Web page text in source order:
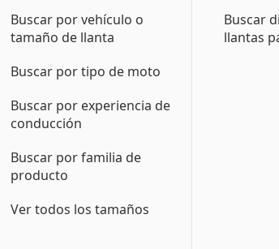
Buscar por vehículo o
tamaño de llanta
Buscar por tipo de moto
Buscar por experiencia de
conducción
Buscar por familia de
producto
Ver todos los tamaños
Buscar
llantas